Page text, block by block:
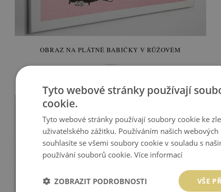
OBRAZ NA PLÁTNĚ BABIČKY V RŮŽOVÉM
Tyto webové stránky používají
cookie.
Tyto webové stránky používají soubory cookie ke
uživatelského zážitku. Používáním našich webových
souhlasíte se všemi soubory cookie v souladu s
používání souborů cookie.Více informací
VŠE
ZOBRAZIT PODROBNOSTI